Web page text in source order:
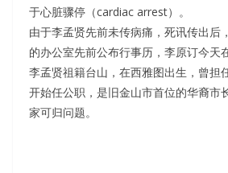
于心脏骤停（cardiac arrest）。
由于李孟贤先前未传病痛，死讯传出后
的办公室先前公布行事历，李原订今天
李孟贤祖籍台山，在西雅图出生，曾担
开始任公职，是旧金山市首位的华裔市
家可归问题。